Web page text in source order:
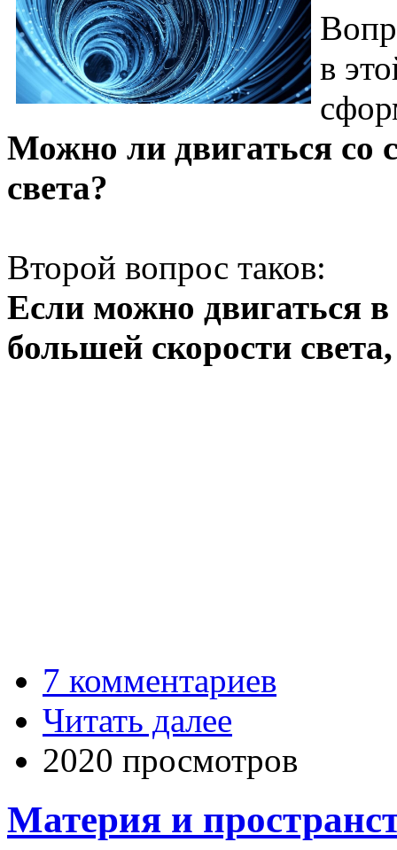
в
Можно ли двигаться со
света?
Второй вопрос таков:
Если можно двигаться в
большей скорости
7 комментариев
Читать далее
2020 просмотров
Материя и